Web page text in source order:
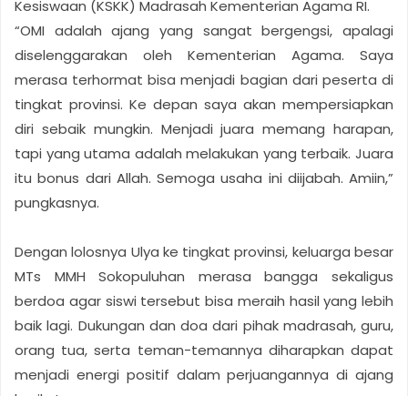
Kesiswaan (KSKK) Madrasah Kementerian Agama RI.
“OMI adalah ajang yang sangat bergengsi, apalagi
diselenggarakan oleh Kementerian Agama. Saya
merasa terhormat bisa menjadi bagian dari peserta di
tingkat provinsi. Ke depan saya akan mempersiapkan
diri sebaik mungkin. Menjadi juara memang harapan,
tapi yang utama adalah melakukan yang terbaik. Juara
itu bonus dari Allah. Semoga usaha ini diijabah. Amiin,”
pungkasnya.
Dengan lolosnya Ulya ke tingkat provinsi, keluarga besar
MTs MMH Sokopuluhan merasa bangga sekaligus
berdoa agar siswi tersebut bisa meraih hasil yang lebih
baik lagi. Dukungan dan doa dari pihak madrasah, guru,
orang tua, serta teman-temannya diharapkan dapat
menjadi energi positif dalam perjuangannya di ajang